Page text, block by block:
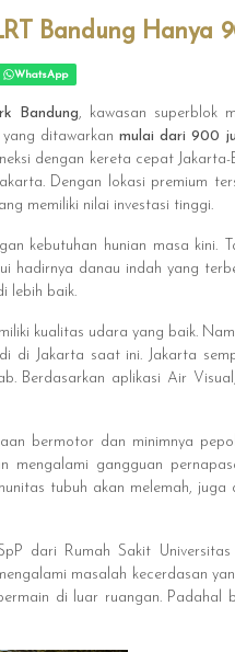
Bandung Hanya
WhatsApp
Bandung, kawasan superblok
ditawarkan mulai dari 900
dengan kereta cepat
Dengan lokasi premium
memiliki nilai investasi tinggi.
kebutuhan hunian masa kini.
hadirnya danau indah yang
lebih baik.
kualitas udara yang baik.
di Jakarta saat ini. Jakarta
Berdasarkan aplikasi Air
bermotor dan minimnya
gangguan
tubuh akan melemah, juga
dari Rumah Sakit
masalah kecerdasan
di luar ruangan. Padahal